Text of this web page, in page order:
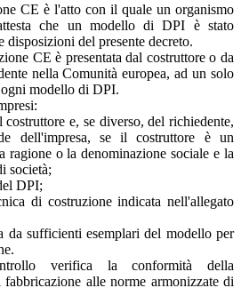
CE è l'atto con il quale un organismo
che un modello di DPI è stato
del presente decreto.
CE è presentata dal costruttore o da
nella Comunità europea, ad un solo
modello di DPI.
e, se diverso, del richiedente,
dell'impresa, se il costruttore è un
ragione o la denominazione sociale e la
società;
DPI;
di costruzione indicata nell'allegato
da sufficienti esemplari del modello per
verifica la conformità della
alle norme armonizzate di